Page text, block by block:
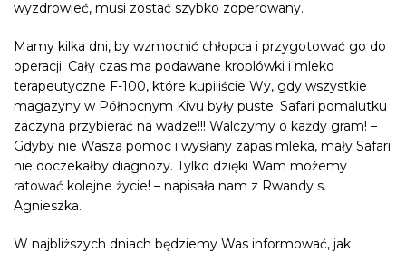
wyzdrowieć, musi zostać szybko zoperowany.
Mamy kilka dni, by wzmocnić chłopca i przygotować go do
operacji. Cały czas ma podawane kroplówki i mleko
terapeutyczne F-100, które kupiliście Wy, gdy wszystkie
magazyny w Północnym Kivu były puste. Safari pomalutku
zaczyna przybierać na wadze!!! Walczymy o każdy gram! –
Gdyby nie Wasza pomoc i wysłany zapas mleka, mały Safari
nie doczekałby diagnozy. Tylko dzięki Wam możemy
ratować kolejne życie! – napisała nam z Rwandy s.
Agnieszka.
W najbliższych dniach będziemy Was informować, jak